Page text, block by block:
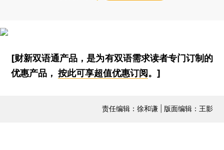
[财新双语通产品，是为有双语需求读者专门订制的
优惠产品，按此可享超值优惠订阅 。]
责任编辑：徐和谦 | 版面编辑：王影